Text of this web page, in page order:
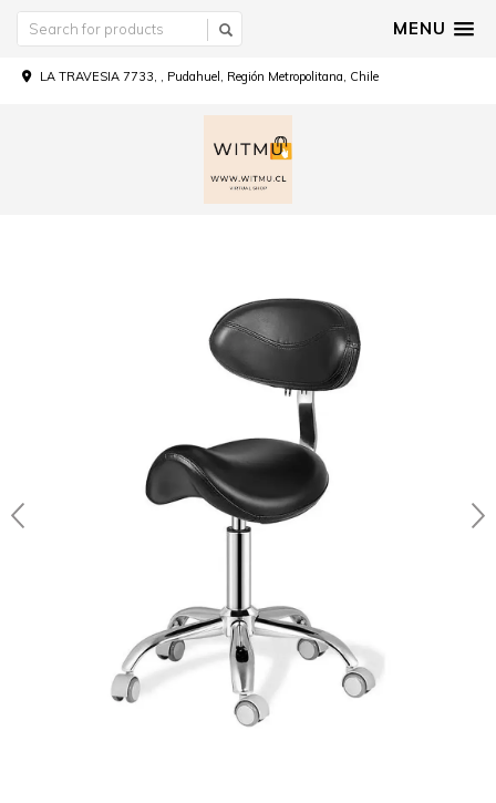
MENU
LA TRAVESIA 7733, , Pudahuel, Región Metropolitana, Chile